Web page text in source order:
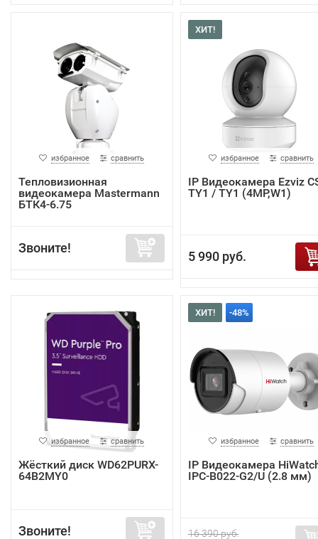
избранное сравнить
Тепловизионная
видеокамера Mastermann
БТК4-6.75
Звоните!
ХИТ!
избранное сравнить
IP Видеокамера Ezviz
TY1 / TY1 (4MP,W1)
5 990 руб.
избранное сравнить
Жёсткий диск WD62PURX-
64B2MY0
Звоните!
ХИТ! -48%
избранное сравнить
IP Видеокамера
IPC-B022-G2/U (2.8 мм)
16 390 руб.